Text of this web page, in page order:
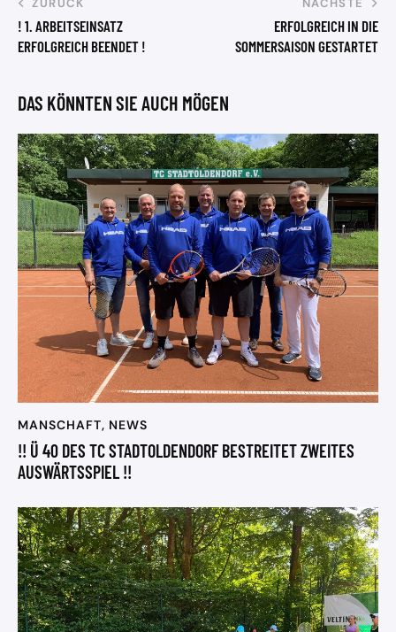
ZURÜCK
! 1. ARBEITSEINSATZ
ERFOLGREICH BEENDET !
NÄCHSTE
ERFOLGREICH IN DIE
SOMMERSAISON GESTARTET
DAS KÖNNTEN SIE AUCH MÖGEN
MANSCHAFT, NEWS
!! Ü 40 DES TC STADTOLDENDORF BESTREITET ZWEITES
AUSWÄRTSSPIEL !!